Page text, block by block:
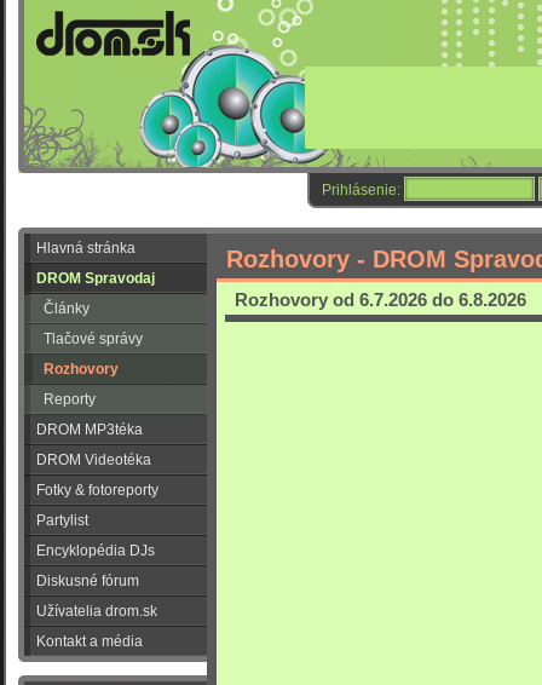
Prihlásenie:
Hlavná stránka
DROM Spravodaj
Články
Tlačové správy
Rozhovory
Reporty
DROM MP3téka
DROM Videotéka
Fotky & fotoreporty
Partylist
Encyklopédia DJs
Diskusné fórum
Užívatelia drom.sk
Kontakt a média
Rozhovory - DROM
Rozhovory od 6.7.2026 do 6.8.2026